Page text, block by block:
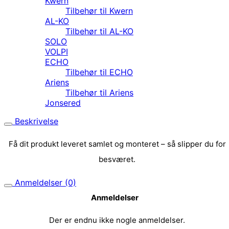
Tilbehør til Kwern
AL-KO
Tilbehør til AL-KO
SOLO
VOLPI
ECHO
Tilbehør til ECHO
Ariens
Tilbehør til Ariens
Jonsered
Beskrivelse
Få dit produkt leveret samlet og monteret – så slipper du for
besværet.
Anmeldelser (0)
Anmeldelser
Der er endnu ikke nogle anmeldelser.